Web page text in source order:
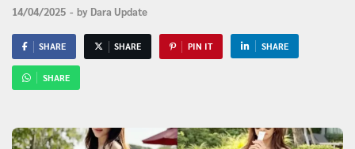
14/04/2025 - by Dara Update
SHARE SHARE PIN IT SHARE
SHARE